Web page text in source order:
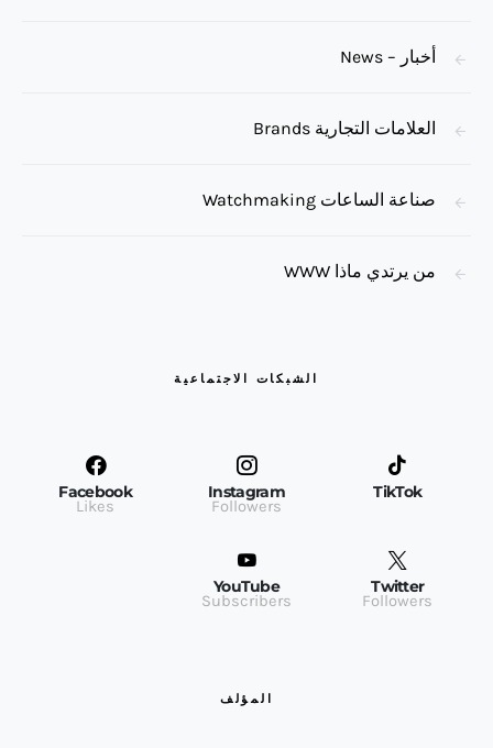
أخبار – News
العلامات التجارية Brands
صناعة الساعات Watchmaking
من يرتدي ماذا WWW
الشبكات الاجتماعية
TikTok
Instagram
Followers
Facebook
Likes
Twitter
Followers
YouTube
Subscribers
المؤلف